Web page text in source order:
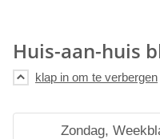
Huis-aan-huis
Zondag,